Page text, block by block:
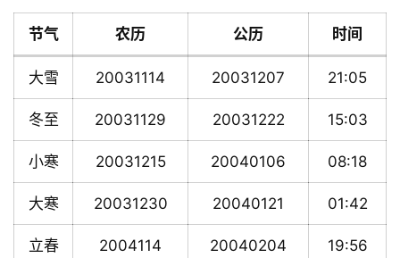
节气 农历 公历 时间
大雪 20031114 20031207 21:05
冬至 20031129 20031222 15:03
小寒 20031215 20040106 08:18
大寒 20031230 20040121 01:42
立春 2004114 20040204 19:56